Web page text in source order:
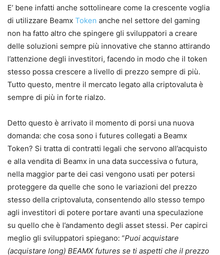
E’ bene infatti anche sottolineare come la crescente voglia
di utilizzare Beamx Token anche nel settore del gaming
non ha fatto altro che spingere gli sviluppatori a creare
delle soluzioni sempre più innovative che stanno attirando
l’attenzione degli investitori, facendo in modo che il token
stesso possa crescere a livello di prezzo sempre di più.
Tutto questo, mentre il mercato legato alla criptovaluta è
sempre di più in forte rialzo.
Detto questo è arrivato il momento di porsi una nuova
domanda: che cosa sono i futures collegati a Beamx
Token? Si tratta di contratti legali che servono all’acquisto
e alla vendita di Beamx in una data successiva o futura,
nella maggior parte dei casi vengono usati per potersi
proteggere da quelle che sono le variazioni del prezzo
stesso della criptovaluta, consentendo allo stesso tempo
agli investitori di potere portare avanti una speculazione
su quello che è l’andamento degli asset stessi. Per capirci
meglio gli sviluppatori spiegano: “Puoi acquistare
(acquistare long) BEAMX futures se ti aspetti che il prezzo